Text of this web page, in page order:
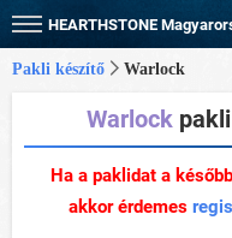
HEARTHSTONE
Pakli készítő Warlock
Warlock
Ha a paklidat a
akkor érdemes